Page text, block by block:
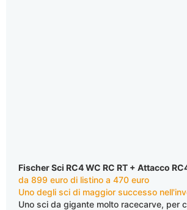
Fischer Sci RC4 WC RC RT + Attacco
da 899 euro di listino a 470 euro
Uno degli sci di maggior successo
Uno sci da gigante molto racecarve, per